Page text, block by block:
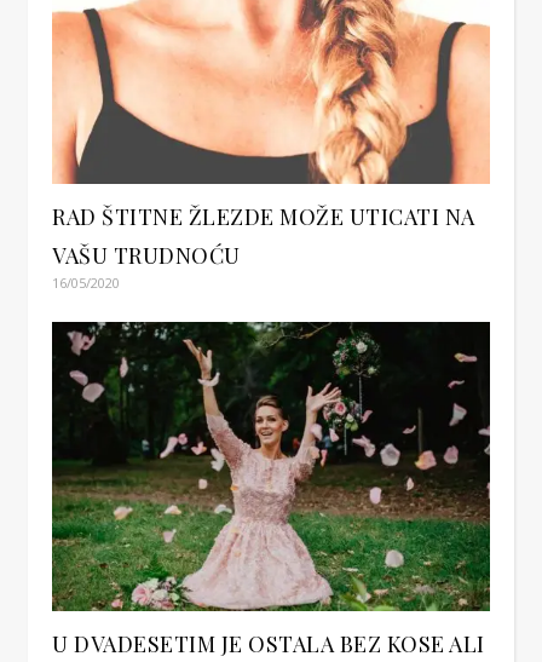
RAD ŠTITNE ŽLEZDE MOŽE UTICATI NA
VAŠU TRUDNOĆU
16/05/2020
U DVADESETIM JE OSTALA BEZ KOSE ALI